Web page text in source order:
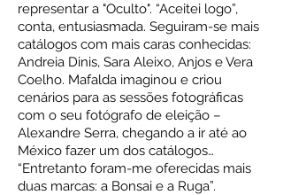
representar a "Oculto". “Aceitei logo”,
conta, entusiasmada. Seguiram-se mais
catálogos com mais caras conhecidas:
Andreia Dinis, Sara Aleixo, Anjos e Vera
Coelho. Mafalda imaginou e criou
cenários para as sessões fotográficas
com o seu fotógrafo de eleição –
Alexandre Serra, chegando a ir até ao
México fazer um dos catálogos…
“Entretanto foram-me oferecidas mais
duas marcas: a Bonsai e a Ruga”.